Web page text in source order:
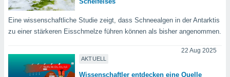
der
von
durch
Eine wissenschaftliche Studie zeigt, dass Schneealgen in der Antarktis
zu einer stärkeren Eisschmelze führen können als bisher angenommen.
AKTUELL
22 Aug 2025
Wissenschaftler entdecken eine Quelle